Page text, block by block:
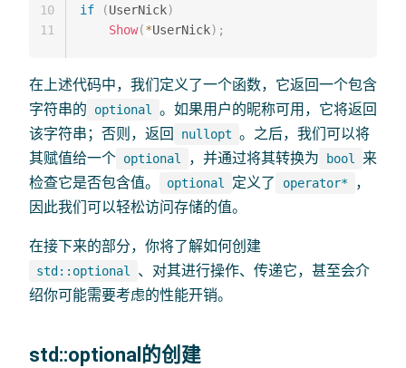
if
(UserNick)
Show(*UserNick) ;
10
11
在上述代码中，我们定义了一个函数，它返回一个包含
字符串的
optional
。如果用户的昵称可用，它将返回
该字符串；否则，返回
nullopt 。之后，我们可以将
其赋值给一个 optional ，并通过将其转换为 bool
来
检查它是否包含值。
optional 定义了 operator*
，
因此我们可以轻松访问存储的值。
在接下来的部分，你将了解如何创建
std::optional
、对其进行操作、传递它，甚至会介
绍你可能需要考虑的性能开销。
std::optional的创建